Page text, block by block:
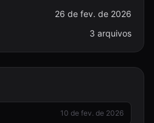
26 de fev. de 2026
3 arquivos
10 de fev. de 2026